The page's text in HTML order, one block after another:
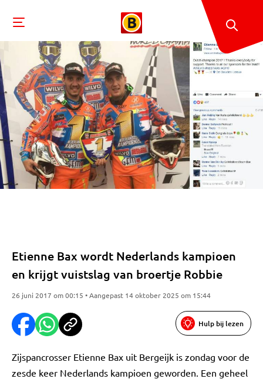
Etienne Bax wordt Nederlands kampioen
en krijgt vuistslag van broertje Robbie
26 juni 2017 om 00:15 • Aangepast 14 oktober 2025 om 15:44
Hulp bij lezen
Zijspancrosser Etienne Bax uit Bergeijk is zondag voor de
zesde keer Nederlands kampioen geworden. Een geheel